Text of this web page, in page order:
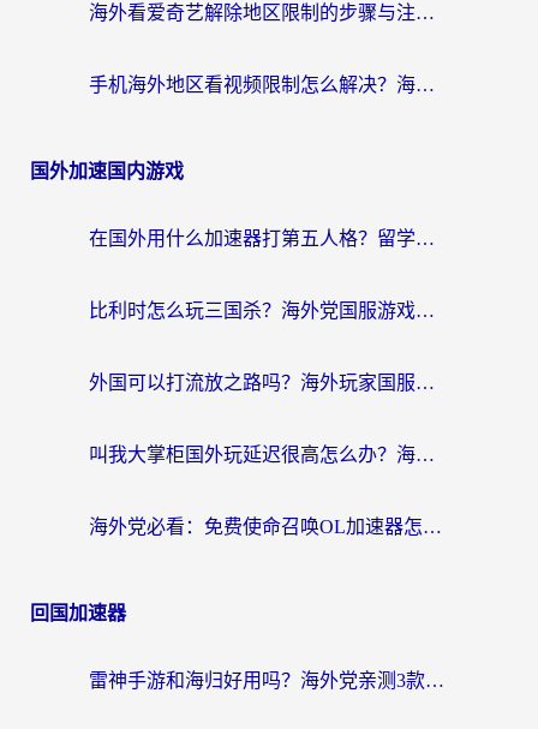
海外看爱奇艺解除地区限制的步骤与注意事项详解：留学生必看的无卡顿追剧指南
手机海外地区看视频限制怎么解决？海外党追剧看片的实用指南
国外加速国内游戏
在国外用什么加速器打第五人格？留学生亲测：这6个功能才是关键！
比利时怎么玩三国杀？海外党国服游戏加速器终极指南（附问道CODOL优化方案）
外国可以打流放之路吗？海外玩家国服游戏畅玩终极指南（附实测推荐）
叫我大掌柜国外玩延迟很高怎么办？海外党亲测的国服游戏加速全攻略
海外党必看：免费使命召唤OL加速器怎么选？3个国服游戏加速痛点一次性解决
回国加速器
雷神手游和海归好用吗？海外党亲测3款热门回国加速器+番茄加速器深度体验